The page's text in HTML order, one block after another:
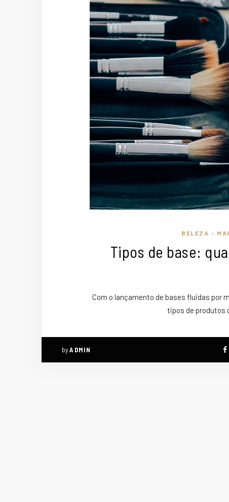
BELEZA •
Tipos de base:
Com o lançamento de bases fluidas por
tipos de produtos
byADMIN